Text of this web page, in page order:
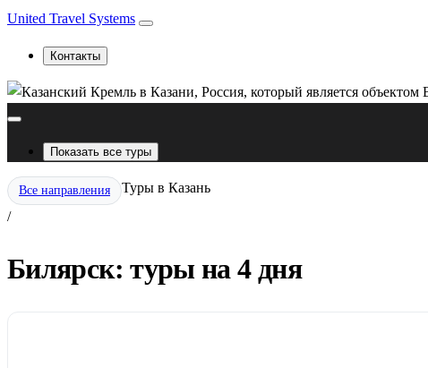
United Travel Systems
Контакты
Показать все туры
Все направления
/
Туры в Казань
Билярск: туры на 4 дня